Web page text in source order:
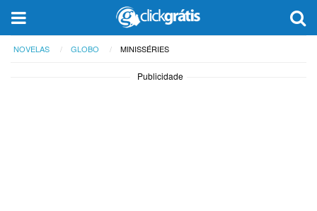
NOVELAS GLOBO MINISSÉRIES
Publicidade